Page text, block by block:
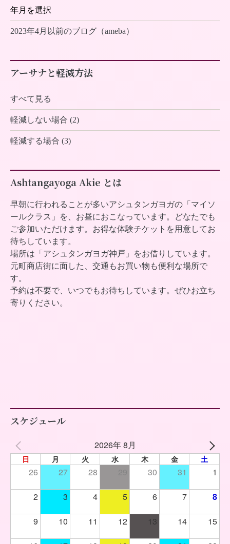
2023年4月以前のブログ（ameba）
アーサナと軽減方法
すべて見る
軽減しない場合 (2)
軽減する場合 (3)
Ashtangayoga Akie とは
早朝に行われることが多いアシュタンガヨガの「マイソ
ールクラス」を、お昼におこなっています。どなたでも
ご参加いただけます。お得な体験チケットを用意してお
待ちしています。
場所は「アシュタンガヨガ神戸」をお借りしています。
元町商店街に面した、交通もお買い物も便利な場所で
す。
予約は不要で、いつでもお待ちしています。ぜひお立ち
寄りください。
スケジュール
2026年 8月
日 月 火 水 木 金 土
26 27 28 30 31 1
2 3 4 5 6 7 8
9 10 11 12 13 14 15